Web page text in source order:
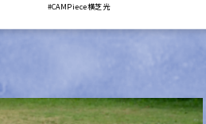
#CAMPiece横芝光